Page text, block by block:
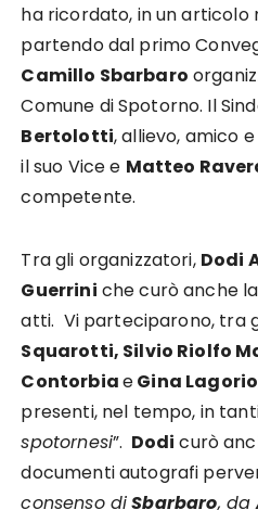
ha ricordato, in un
partendo dal primo
Camillo Sbarbaro
Comune di Spotorno. Il
Bertolotti, allievo, amico
il suo Vice e Matteo
competente.
Tra gli organizzatori, Dodi
Guerrini che curò anche
atti. Vi parteciparono, tra
Squarotti, Silvio Riolfo
ContorbiaeGina Lagorio
presenti, nel tempo, in
spotornesi”. Dodi curò
documenti autografi
consenso diSbarbaro, da